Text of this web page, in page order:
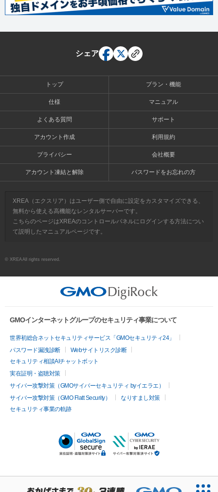
シェア
トップ プラン・機能
仕様 マニュアル
よくある質問 サポート
アカウント作成 利用規約
プライバシー 会社概要
アカウント凍結と解除 パスワードをお忘れの方
XREA（エクスリア）はユーザー側で自由に設定をカスタマイズできる、
無料から使える高機能なレンタルサーバーです。
こちらのページはXREAのコントロールパネルにログインする方法につい
て説明したマニュアルページです。
© XREA All rights reserved.
GMOインターネットグループのセキュリティ事業について
世界初総合ネットセキュリティサービス「GMOセキュリティ24」
パスワード漏洩診断
Webサイトリスク診断
セキュリティ相談AIチャットボット
実在証明・盗聴対策
サイバー攻撃対策（GMOサイバーセキュリティ byイエラエ）
サイバー攻撃対策（GMO Flatt Security）
なりすまし対策
セキュリティ事業の軌跡